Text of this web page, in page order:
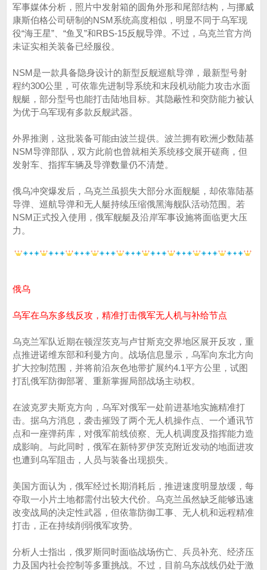
军事媒体分析，照片中发射箱的圆角外形和尾部结构，与挪威
康斯伯格公司研制的NSM系统高度相似，明显不同于乌军现
役“海王星”、“鱼叉”和RBS-15反舰导弹。不过，乌克兰官方尚
未证实相关装备已经服役。
NSM是一款具备隐身设计的新型反舰巡航导弹，最新型号射
程约300公里，可依靠先进制导系统和末段机动能力攻击水面
舰艇，部分型号也能打击陆地目标。其隐蔽性和突防能力被认
为优于乌军现有多款反舰武器。
外界推测，这批装备可能由波兰提供。波兰拥有欧洲少数陆基
NSM导弹部队，双方此前也曾就相关系统移交展开磋商，但
发射车、指挥车辆及导弹数量仍不清楚。
俄乌冲突爆发后，乌克兰虽损失大部分水面舰艇，却依靠陆基
导弹、巡航导弹和无人艇持续压缩俄黑海舰队活动范围。若
NSM正式投入使用，俄军舰艇及沿岸军事设施将面临更大压
力。
俄乌
乌军在乌东多线反攻，精准打击俄军无人机与补给节点
乌克兰军队近期在顿涅茨克与卢甘斯克交界地区展开反攻，重
点推进诺维东部和利曼方向。战场信息显示，乌军向东北方向
扩大控制范围，并将前沿灰色地带扩展约4.1平方公里，试图
打乱俄军防御部署、重新掌握局部战场主动权。
在波克罗夫斯克方向，乌军对俄军一处前进基地实施精准打
击。据乌方消息，袭击摧毁了两个无人机操作点、一个通讯节
点和一座弹药库，对俄军前线侦察、无人机调度及指挥能力造
成影响。与此同时，俄军在新特罗伊茨克附近发动的地面进攻
也遭到乌军阻击，人员与装备出现损失。
美国方面认为，俄军经过长期消耗后，推进速度明显放缓，每
夺取一小片土地都需付出较大代价。乌克兰虽然缺乏能够迅速
改变战局的决定性武器，但依靠防御工事、无人机和远程精准
打击，正在持续削弱俄军攻势。
分析人士指出，俄罗斯同时面临战场伤亡、兵员补充、经济压
力及国内社会控制等多重挑战。不过，目前乌东战线仍处于激